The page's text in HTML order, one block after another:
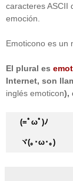
caracteres ASCII
emoción.
Emoticono es un
El plural es
Internet, son
inglés emoticon),
(=ﾟωﾟ)ﾉ
ヾ(｡･ω･｡)